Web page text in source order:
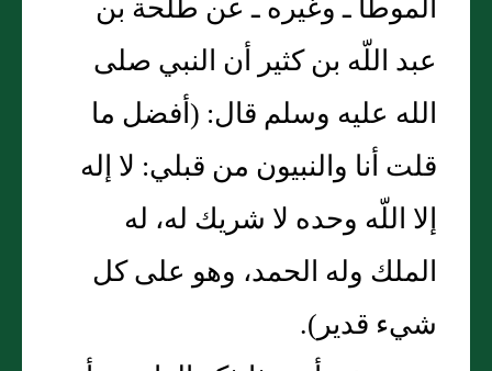
عبد اللّه بن كثير أن النبي صلى
الله عليه وسلم قال‏:‏ ‏(‏أفضل ما
قلت أنا والنبيون من قبلي‏:‏ لا إله
إلا اللّه وحده لا شريك له، له
الملك وله الحمد، وهو على كل
شيء قدير‏)‏‏.‏